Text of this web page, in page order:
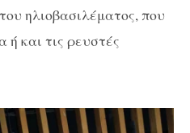
ηλιοβασιλέματος, που
ή και τις ρευστές